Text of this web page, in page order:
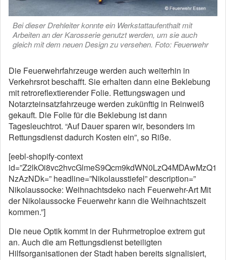
Bei dieser Drehleiter konnte ein Werkstattaufenthalt mit
Arbeiten an der Karosserie genutzt werden, um sie auch
gleich mit dem neuen Design zu versehen. Foto: Feuerwehr
Die Feuerwehrfahrzeuge werden auch weiterhin in
Verkehrsrot beschafft. Sie erhalten dann eine Beklebung
mit retroreflextierender Folie. Rettungswagen und
Notarzteinsatzfahrzeuge werden zukünftig in Reinweiß
gekauft. Die Folie für die Beklebung ist dann
Tagesleuchtrot. “Auf Dauer sparen wir, besonders im
Rettungsdienst dadurch Kosten ein”, so Riße.
[eebl-shopify-context
id=”Z2lkOi8vc2hvcGlmeS9Qcm9kdWN0LzQ4MDAwMzQ1
NzAzNDk=” headline=”Nikolausstiefel” description=”
Nikolaussocke: Weihnachtsdeko nach Feuerwehr-Art Mit
der Nikolaussocke Feuerwehr kann die Weihnachtszeit
kommen.”]
Die neue Optik kommt in der Ruhrmetroploe extrem gut
an. Auch die am Rettungsdienst beteiligten
Hilfsorganisationen der Stadt haben bereits signalisiert,